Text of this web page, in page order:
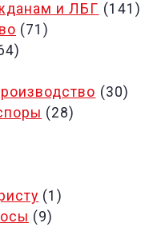
и ЛБГ (141)
(71)
(30)
(28)
(1)
(9)